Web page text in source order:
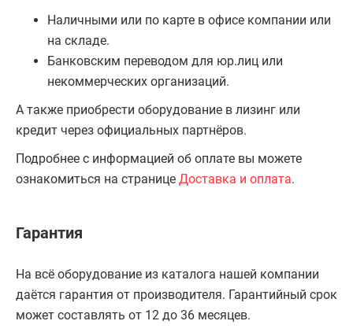
Наличными или по карте в офисе компании или
на складе.
Банковским переводом для юр.лиц или
некоммерческих организаций.
А также приобрести оборудование в лизинг или
кредит через официальных партнёров.
Подробнее с информацией об оплате вы можете
ознакомиться на странице Доставка и оплата.
Гарантия
На всё оборудование из каталога нашей компании
даётся гарантия от производителя. Гарантийный срок
может составлять от 12 до 36 месяцев.